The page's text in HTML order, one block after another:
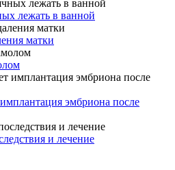
лежать в ванной
матки
эмбриона после
и лечение